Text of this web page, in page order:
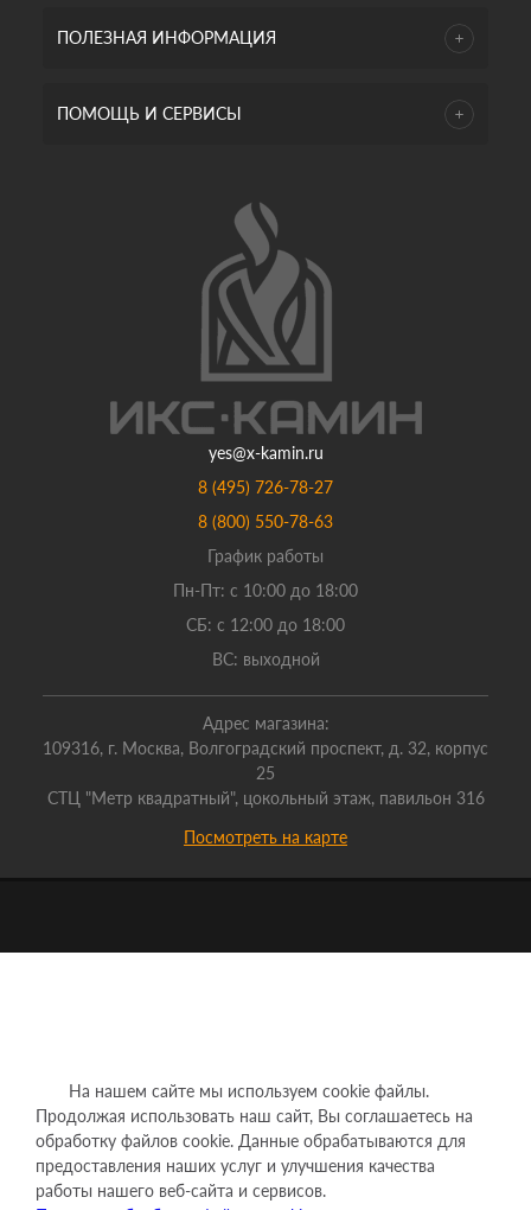
ПОЛЕЗНАЯ ИНФОРМАЦИЯ
ПОМОЩЬ И СЕРВИСЫ
yes@x-kamin.ru
8 (495) 726-78-27
8 (800) 550-78-63
График работы
Пн-Пт: с 10:00 до 18:00
СБ: с 12:00 до 18:00
ВС: выходной
Адрес магазина:
109316, г. Москва, Волгоградский проспект, д. 32, корпус
25
СТЦ "Метр квадратный", цокольный этаж, павильон 316
Посмотреть на карте
На нашем сайте мы используем cookie файлы.
Продолжая использовать наш сайт, Вы соглашаетесь на
обработку файлов cookie. Данные обрабатываются для
предоставления наших услуг и улучшения качества
работы нашего веб-сайта и сервисов.